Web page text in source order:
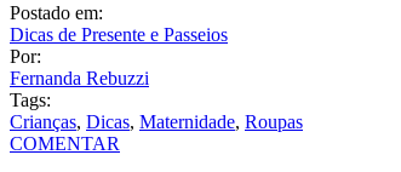
Postado em:
Dicas de Presente e Passeios
Por:
Fernanda Rebuzzi
Tags:
Crianças, Dicas, Maternidade, Roupas
COMENTAR